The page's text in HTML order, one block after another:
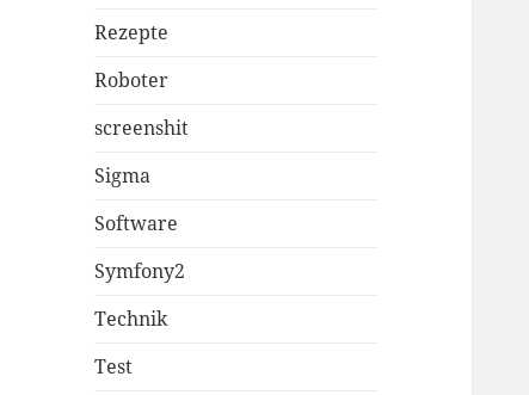
Rezepte
Roboter
screenshit
Sigma
Software
Symfony2
Technik
Test